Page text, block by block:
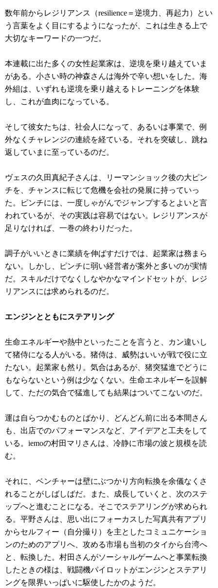
数年前からレジリアンス（resilience＝逆境力、再起力）とい
う言葉をよく目にするようになったが、これは生きる上で
大切なキーワードの一つだ。
本連載に出た多くの女性起業家は、逆境を乗り越えていま
がある。小さい時の神森さんは海外で辛い想いをした。海
外組は、いずれも逆境を乗り越えるトレーニングを体験
し、これが血肉になっている。
そして彼女たちは、社会人になって、あるいは事業で、例
外なくチャレンジの連続を経ている。それを突破し、跳ね
返していまに至っているのだ。
ヴェスの久田真紀子さんは、リーマンショック後の大ピン
チを、チャンスに転じて危機を会社の発展に持っていっ
た。ピンチには、一度しゃがんでジャンプするとよいと言
われているが、その実践は容易ではない。レジリアンスが
足りなければ、一巻の終わりだった。
調子がいいときに業績を伸ばすだけでは、起業家は務まら
ない。しかし、ピンチに弱い経営者が案外と多いのが実情
だ。スキルだけでなくしなやかなマインドセットが、レジ
リアンスには求められるのだ。
エンジンとともにステアリング
生命エネルギーや熱中といったことを言うと、カン違いし
て猪侍になる人がいる。猪侍は、威勢はいいが戦で役に立
たない。起業家も然り。気合はあるが、猪突猛進でどうに
もならないという例は少なくない。生命エネルギーを誤解
して、ただの気合で猛進しても結果はついてこないのだ。
運は自らつかむものとばかり、どんどん前に出る本間さん
も、出店でのパフォーマンスなど、アイデアと工夫をして
いる。iemoの村田マリさんは、冷静に市場の波と規模を読
む。
それに、ベンチャーは壁にぶつかり方向転換を余儀なくさ
れることがしばしばだ。また、成長していくと、次のステ
ップへと進むことになる。そこでステアリングが求められ
る。平野さんは、思い出にフォーカスした写真共有アプリ
からセルフィー（自分撮り）を主としたコミュニケーショ
ンのためのアプリへ、攻める市場も当初のタイから台湾へ
と、転換した。村田さんがソーシャルゲームへと事業転換
したときの様は、戦闘機パイロットがエンジンとステアリ
ングを限界いっぱいに駆使したかのようだ。